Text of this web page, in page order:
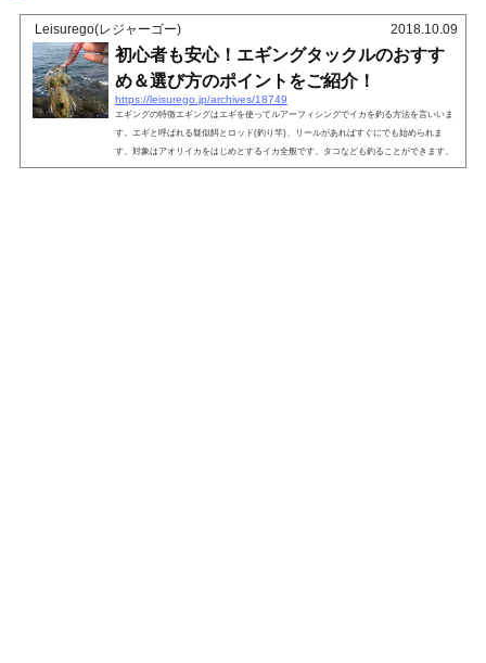
Leisurego(レジャーゴー) 2018.10.09
初心者も安心！エギングタックルのおすす
め＆選び方のポイントをご紹介！
https://leisurego.jp/archives/18749
エギングの特徴エギングはエギを使ってルアーフィシングでイカを釣る方法を言いいま
す。エギと呼ばれる疑似餌とロッド(釣り竿)、リールがあればすぐにでも始められま
す。対象はアオリイカをはじめとするイカ全般です。タコなども釣ることができます。
エギングを楽しむ為のお勧めタックルと選び方のポイントを紹介いたします。エギング